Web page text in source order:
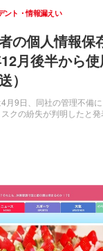
の個人情報保
月後半から
）
月9日、同社の管理不備
クの紛失が判明したと発
ント・情報漏えい